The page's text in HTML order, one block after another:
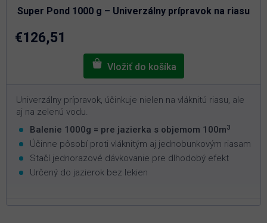
Super Pond 1000 g – Univerzálny prípravok na riasu
je
5,0
€126,51
Univerzálny prípravok, účinkuje nielen na vláknitú riasu, ale
aj na zelenú vodu.
Balenie 1000g = pre jazierka s objemom 100m3
Účinne pôsobí proti vláknitým aj jednobunkovým riasam
Stačí jednorazové dávkovanie pre dlhodobý efekt
Určený do jazierok bez lekien